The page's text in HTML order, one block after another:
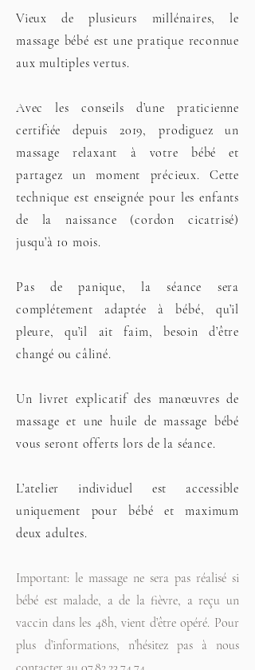
Vieux de plusieurs millénaires, le
massage bébé est une pratique reconnue
aux multiples vertus.
Avec les conseils d’une praticienne
certifiée depuis 2019, prodiguez un
massage relaxant à votre bébé et
partagez un moment précieux. Cette
technique est enseignée pour les enfants
de la naissance (cordon cicatrisé)
jusqu’à 10 mois.
Pas de panique, la séance sera
complétement adaptée à bébé, qu’il
pleure, qu’il ait faim, besoin d’être
changé ou câliné.
Un livret explicatif des manœuvres de
massage et une huile de massage bébé
vous seront offerts lors de la séance.
L’atelier individuel est accessible
uniquement pour bébé et maximum
deux adultes.
Important: le massage ne sera pas réalisé si
bébé est malade, a de la fièvre, a reçu un
vaccin dans les 48h, vient d’être opéré. Pour
plus d’informations, n’hésitez pas à nous